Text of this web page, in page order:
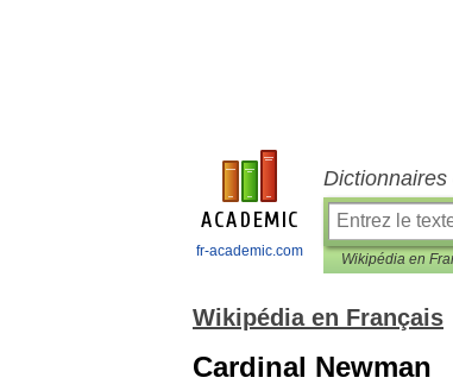
fr-academic.com Wikipédia en
Wikipédia en Français
Cardinal Newman